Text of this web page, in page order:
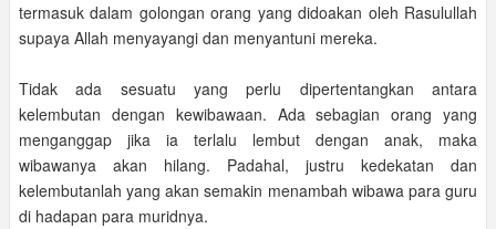
termasuk dalam golongan orang yang didoakan oleh Rasulullah
supaya Allah menyayangi dan menyantuni mereka.
Tidak ada sesuatu yang perlu dipertentangkan antara
kelembutan dengan kewibawaan. Ada sebagian orang yang
menganggap jika ia terlalu lembut dengan anak, maka
wibawanya akan hilang. Padahal, justru kedekatan dan
kelembutanlah yang akan semakin menambah wibawa para guru
di hadapan para muridnya.